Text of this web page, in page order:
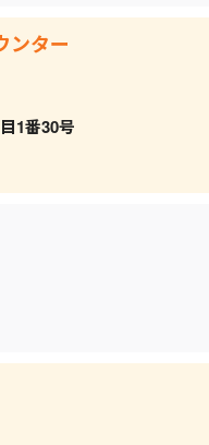
ンター
1番30号